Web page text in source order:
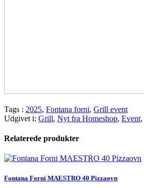
Tags : 2025, Fontana forni, Grill event
Udgivet i: Grill, Nyt fra Homeshop, Event,
Relaterede produkter
Fontana Forni MAESTRO 40 Pizzaovn